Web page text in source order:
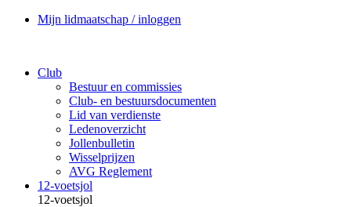
Mijn lidmaatschap / inloggen
Club
Bestuur en commissies
Club- en bestuursdocumenten
Lid van verdienste
Ledenoverzicht
Jollenbulletin
Wisselprijzen
AVG Reglement
12-voetsjol
12-voetsjol